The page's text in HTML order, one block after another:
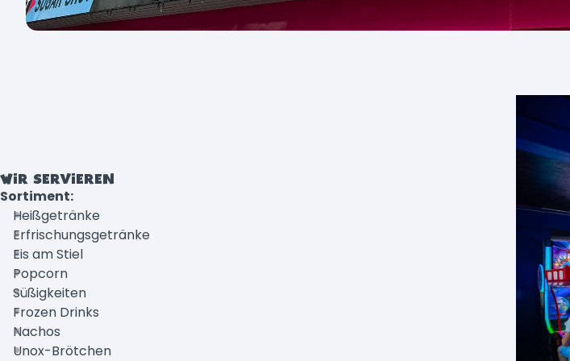
WIR SERVIEREN
Sortiment:
Heißgetränke
Erfrischungsgetränke
Eis am Stiel
Popcorn
Süßigkeiten
Frozen Drinks
Nachos
Unox-Brötchen